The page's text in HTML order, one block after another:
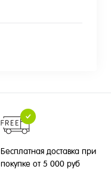
Бесплатная доставка при
покупке от 5 000 руб